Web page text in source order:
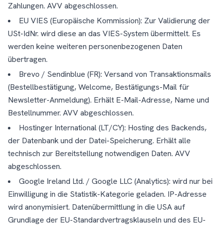
Zahlungen. AVV abgeschlossen.
EU VIES (Europäische Kommission): Zur Validierung der
USt-IdNr. wird diese an das VIES-System übermittelt. Es
werden keine weiteren personenbezogenen Daten
übertragen.
Brevo / Sendinblue (FR): Versand von Transaktionsmails
(Bestellbestätigung, Welcome, Bestätigungs-Mail für
Newsletter-Anmeldung). Erhält E-Mail-Adresse, Name und
Bestellnummer. AVV abgeschlossen.
Hostinger International (LT/CY): Hosting des Backends,
der Datenbank und der Datei-Speicherung. Erhält alle
technisch zur Bereitstellung notwendigen Daten. AVV
abgeschlossen.
Google Ireland Ltd. / Google LLC (Analytics): wird nur bei
Einwilligung in die Statistik-Kategorie geladen. IP-Adresse
wird anonymisiert. Datenübermittlung in die USA auf
Grundlage der EU-Standardvertragsklauseln und des EU-